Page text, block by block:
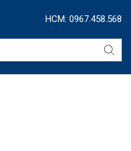
HCM: 0967.458.568